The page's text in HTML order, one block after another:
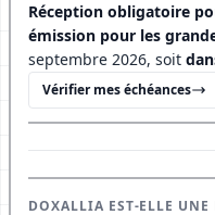
Réception obligatoire
émission pour les
septembre 2026, soit
Vérifier mes échéances
DOXALLIA EST-ELLE UNE